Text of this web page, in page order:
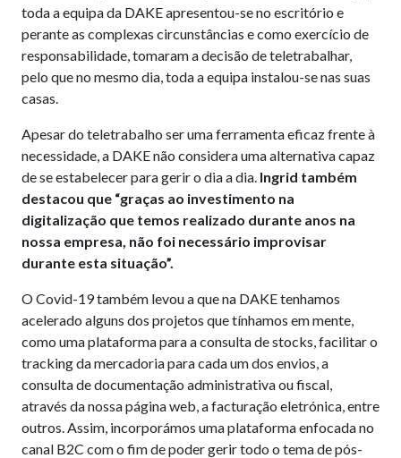
toda a equipa da DAKE apresentou-se no escritório e
perante as complexas circunstâncias e como exercício de
responsabilidade, tomaram a decisão de teletrabalhar,
pelo que no mesmo dia, toda a equipa instalou-se nas suas
casas.
Apesar do teletrabalho ser uma ferramenta eficaz frente à
necessidade, a DAKE não considera uma alternativa capaz
de se estabelecer para gerir o dia a dia.Ingrid também
destacou que “graças ao investimento na
digitalização que temos realizado durante anos na
nossa empresa, não foi necessário improvisar
durante esta situação”.
O Covid-19 também levou a que na DAKE tenhamos
acelerado alguns dos projetos que tínhamos em mente,
como uma plataforma para a consulta de stocks, facilitar o
tracking da mercadoria para cada um dos envios, a
consulta de documentação administrativa ou fiscal,
através da nossa página web, a facturação eletrónica, entre
outros. Assim, incorporámos uma plataforma enfocada no
canal B2C com o fim de poder gerir todo o tema de pós-